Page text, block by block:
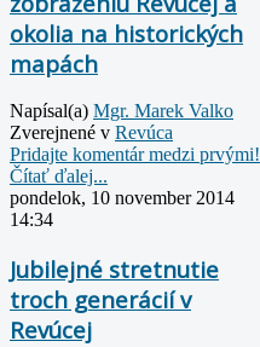
okolia na historických
mapách
Napísal(a) Mgr. Marek Valko
Zverejnené v Revúca
Pridajte komentár medzi prvými!
Čítať ďalej...
pondelok, 10 november 2014
14:34
Jubilejné stretnutie
troch generácií v
Revúcej